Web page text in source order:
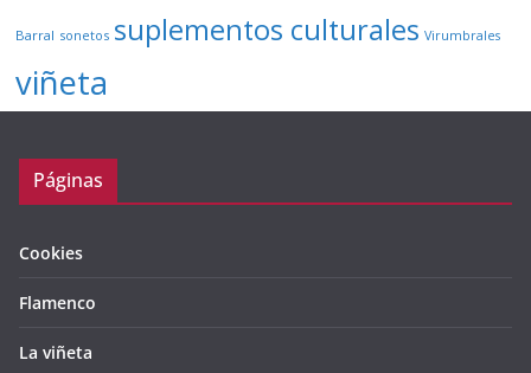
Barral sonetos suplementos culturales Virumbrales
viñeta
Páginas
Cookies
Flamenco
La viñeta